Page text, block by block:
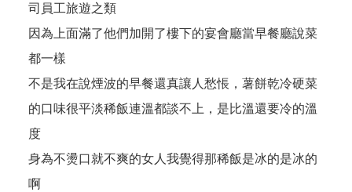
司員工旅遊之類
因為上面滿了他們加開了樓下的宴會廳當早餐廳說菜
都一樣
不是我在說煙波的早餐還真讓人愁悵，薯餅乾冷硬菜
的口味很平淡稀飯連溫都談不上，是比溫還要冷的溫
度
身為不燙口就不爽的女人我覺得那稀飯是冰的是冰的
啊